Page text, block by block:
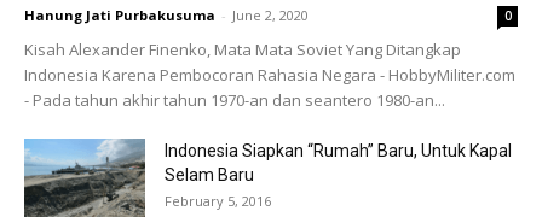
Hanung Jati Purbakusuma - June 2, 2020 0
Kisah Alexander Finenko, Mata Mata Soviet Yang Ditangkap
Indonesia Karena Pembocoran Rahasia Negara - HobbyMiliter.com
- Pada tahun akhir tahun 1970-an dan seantero 1980-an...
Indonesia Siapkan “Rumah” Baru, Untuk Kapal
Selam Baru
February 5, 2016